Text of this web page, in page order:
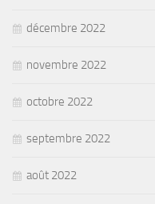
décembre 2022
novembre 2022
octobre 2022
septembre 2022
août 2022